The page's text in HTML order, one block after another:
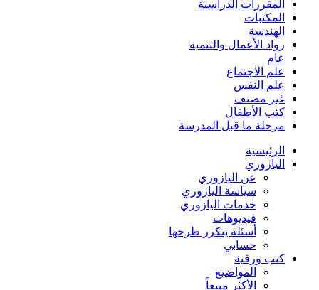
المقررات الدراسية
المكتبات
الهندسة
رواد الأعمال والتنمية
عام
علم الاجتماع
علم النفس
غير مصنف
كتب الأطفال
مرحلة ما قبل المدرسة
الرئيسية
اليازوري
عن اليازوري
سياسة اليازوري
خدمات اليازوري
فيديوهات
أسئلة يتكرر طرحها
حسابي
كتب ورقية
المواضيع
الأكثر مبيعاً